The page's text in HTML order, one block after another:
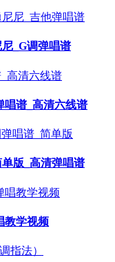
_G调弹唱谱
唱谱_高清六线谱
版_高清弹唱谱
教学视频